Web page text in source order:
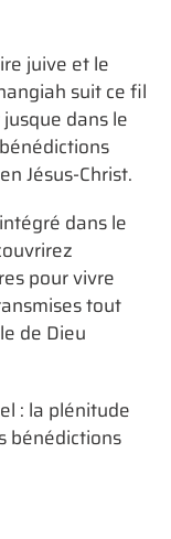
juive et le
suit ce fil
dans le
Jésus-Christ.
dans le
pour vivre
tout
de Dieu
: la plénitude
bénédictions